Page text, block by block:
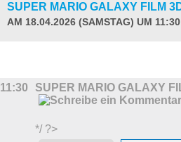
SUPER MARIO GALAXY FILM
AM 18.04.2026 (SAMSTAG) UM
11:30 SUPER MARIO GALAXY
*/ ?>